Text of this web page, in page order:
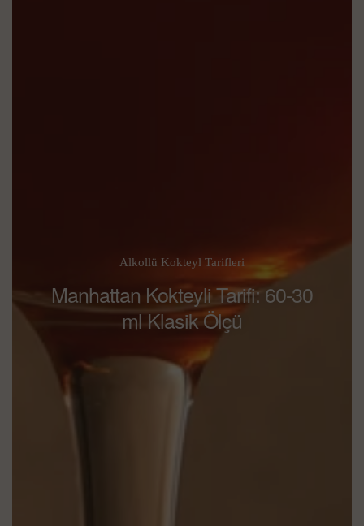
Alkollü Kokteyl Tarifleri
Manhattan Kokteyli Tarifi: 60-30
ml Klasik Ölçü